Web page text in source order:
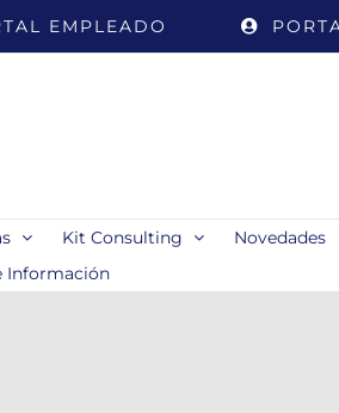
EMPLEADO
Kit Consulting Novedades
Información